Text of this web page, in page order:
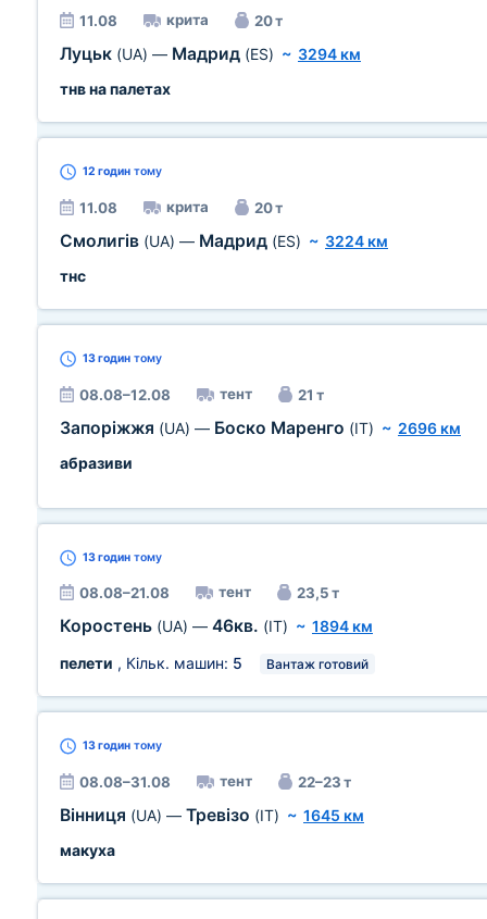
11.08 крита 20 т
Луцьк (UA) — Мадрид (ES) ~ 3294 км
тнв на палетах
12 годин тому
11.08 крита 20 т
Смолигів (UA) — Мадрид (ES) ~ 3224 км
тнс
13 годин тому
08.08–12.08 тент 21 т
Запоріжжя (UA) — Боско Маренго (IT) ~ 2696 км
абразиви
13 годин тому
08.08–21.08 тент 23,5 т
Коростень (UA) — 46кв. (IT) ~ 1894 км
пелети , Кільк. машин: 5 Вантаж готовий
13 годин тому
08.08–31.08 тент 22–23 т
Вінниця (UA) — Тревізо (IT) ~ 1645 км
макуха